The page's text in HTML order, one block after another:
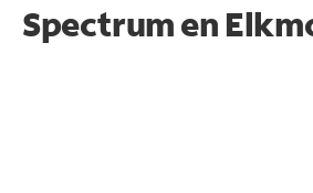
Spectrum en